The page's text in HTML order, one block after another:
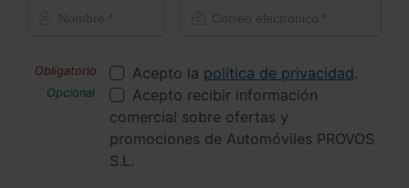
Acepto la política de privacidad.
Acepto recibir información
comercial sobre ofertas y
promociones de Automóviles PROVOS
S.L.